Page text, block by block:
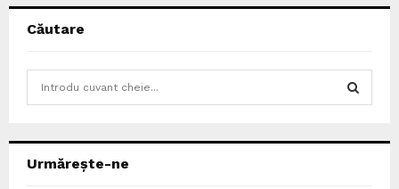
Căutare
h
Urmărește-ne